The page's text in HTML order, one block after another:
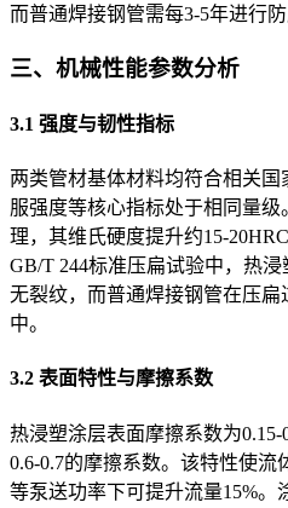
而普通焊接钢管需每3-5年进行防
三、机械性能参数分析
3.1 强度与韧性指标
两类管材基体材料均符合相关
服强度等核心指标处于相同量
理，其维氏硬度提升约15-
GB/T 244标准压扁试验中，热
无裂纹，而普通焊接钢管在压
中。
3.2 表面特性与摩擦系数
热浸塑涂层表面摩擦系数为
0.6-0.7的摩擦系数。该特性使流
等泵送功率下可提升流量15%。